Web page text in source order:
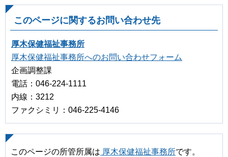
このページに関するお問い合わせ先
厚木保健福祉事務所
厚木保健福祉事務所へのお問い合わせフォーム
企画調整課
電話：046-224-1111
内線：3212
ファクシミリ：046-225-4146
このページの所管所属は 厚木保健福祉事務所です。